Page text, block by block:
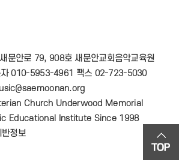
문안로 79, 908호 새문안교회음악교육원
010-5953-4961 팩스 02-723-5030
Church Underwood Memorial
Educational Institute Since 1998
정보